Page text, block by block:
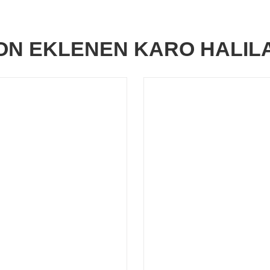
EKLENEN KARO